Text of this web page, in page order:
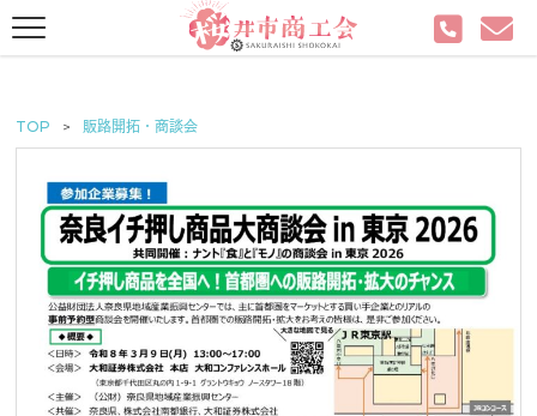
TOP 販路開拓・商談会